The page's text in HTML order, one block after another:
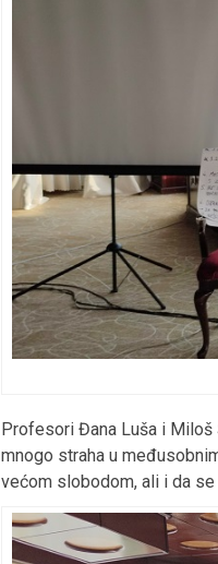
Profesori Đana Luša i
mnogo straha u
većom slobodom, ali i da